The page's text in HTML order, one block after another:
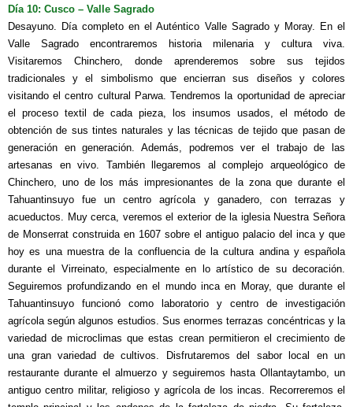
Día 10: Cusco – Valle Sagrado
Desayuno. Día completo en el Auténtico Valle Sagrado y Moray.
En el
Valle Sagrado encontraremos historia milenaria y cultura viva.
Visitaremos Chinchero, donde aprenderemos sobre sus tejidos
tradicionales y el simbolismo que encierran sus diseños y colores
visitando el centro cultural Parwa. Tendremos la oportunidad de apreciar
el proceso textil de cada pieza, los insumos usados, el método de
obtención de sus tintes naturales y las técnicas de tejido que pasan de
generación en generación. Además, podremos ver el trabajo de las
artesanas en vivo. También llegaremos al complejo arqueológico de
Chinchero, uno de los más impresionantes de la zona que durante el
Tahuantinsuyo fue un centro agrícola y ganadero, con terrazas y
acueductos. Muy cerca, veremos el exterior de la iglesia Nuestra Señora
de Monserrat construida en 1607 sobre el antiguo palacio del inca y que
hoy es una muestra de la confluencia de la cultura andina y española
durante el Virreinato, especialmente en lo artístico de su decoración.
Seguiremos profundizando en el mundo inca en Moray, que durante el
Tahuantinsuyo funcionó como laboratorio y centro de investigación
agrícola según algunos estudios. Sus enormes terrazas concéntricas y la
variedad de microclimas que estas crean permitieron el crecimiento de
una gran variedad de cultivos. Disfrutaremos del sabor local en un
restaurante durante el almuerzo y seguiremos hasta Ollantaytambo, un
antiguo centro militar, religioso y agrícola de los incas. Recorreremos el